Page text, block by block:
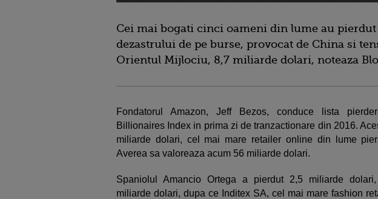
Cei mai bogati cinci oameni din lume au
dezastrului de pe burse, provocat de China si
Orientul Mijlociu, 8,7 miliarde dolari, noteaza
Fondatorul Amazon, Jeff Bezos, conduce lista
Billionaires Index in prima zi de tranzactionare din 2016.
miliarde dolari, cel mai mare retailer online din lume
Averea sa valoreaza acum 56 miliarde dolari.
Spaniolul Amancio Ortega a pierdut 2,5 miliarde
miliarde dolari, dupa ce Inditex SA, cel mai mare fashion